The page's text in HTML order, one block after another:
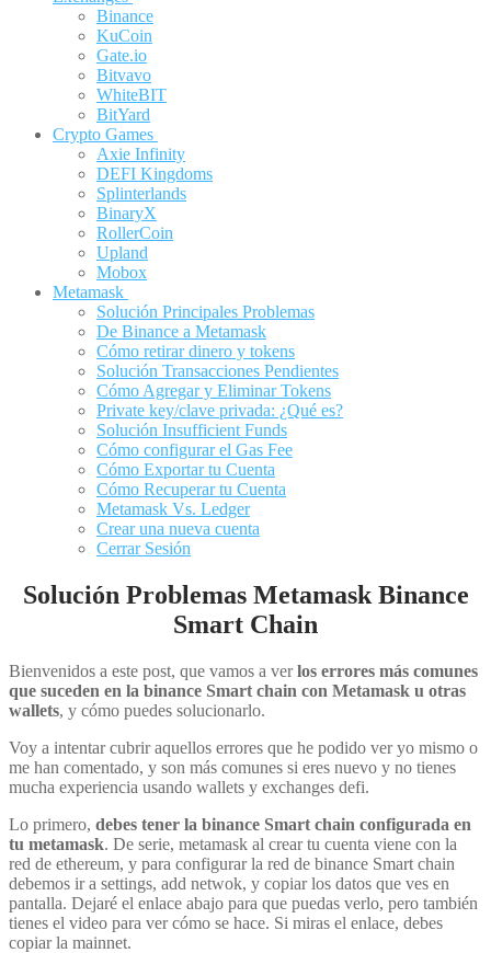
Binance
KuCoin
Gate.io
Bitvavo
WhiteBIT
BitYard
Crypto Games
Axie Infinity
DEFI Kingdoms
Splinterlands
BinaryX
RollerCoin
Upland
Mobox
Metamask
Solución Principales Problemas
De Binance a Metamask
Cómo retirar dinero y tokens
Solución Transacciones Pendientes
Cómo Agregar y Eliminar Tokens
Private key/clave privada: ¿Qué es?
Solución Insufficient Funds
Cómo configurar el Gas Fee
Cómo Exportar tu Cuenta
Cómo Recuperar tu Cuenta
Metamask Vs. Ledger
Crear una nueva cuenta
Cerrar Sesión
Solución Problemas Metamask Binance
Smart Chain
Bienvenidos a este post, que vamos a verlos errores más comunes
que suceden en la binance Smart chain con Metamask u otras
wallets, y cómo puedes solucionarlo.
Voy a intentar cubrir aquellos errores que he podido ver yo mismo o
me han comentado, y son más comunes si eres nuevo y no tienes
mucha experiencia usando wallets y exchanges defi.
Lo primero, debes tener la binance Smart chain configurada en
tu metamask. De serie, metamask al crear tu cuenta viene con la
red de ethereum, y para configurar la red de binance Smart chain
debemos ir a settings, add netwok, y copiar los datos que ves en
pantalla. Dejaré el enlace abajo para que puedas verlo, pero también
tienes el video para ver cómo se hace. Si miras el enlace, debes
copiar la mainnet.